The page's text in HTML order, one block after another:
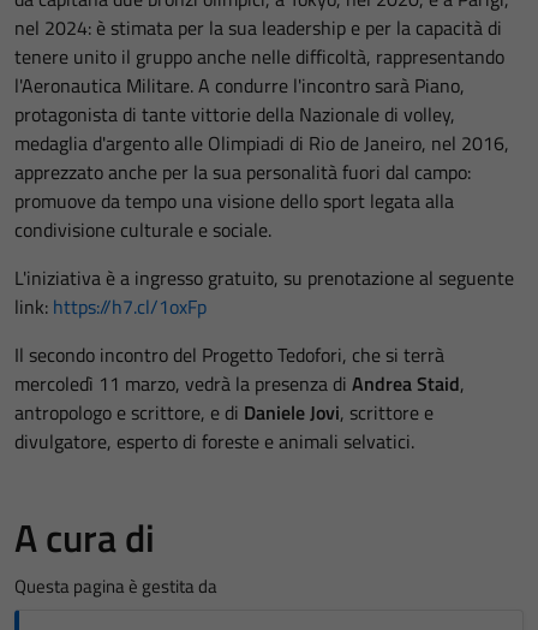
nel 2024: è stimata per la sua leadership e per la capacità di
tenere unito il gruppo anche nelle difficoltà, rappresentando
l'Aeronautica Militare. A condurre l'incontro sarà Piano,
protagonista di tante vittorie della Nazionale di volley,
medaglia d'argento alle Olimpiadi di Rio de Janeiro, nel 2016,
apprezzato anche per la sua personalità fuori dal campo:
promuove da tempo una visione dello sport legata alla
condivisione culturale e sociale.
L'iniziativa è a ingresso gratuito, su prenotazione al seguente
link: https://h7.cl/1oxFp
Il secondo incontro del Progetto Tedofori, che si terrà
mercoledì 11 marzo, vedrà la presenza di Andrea Staid,
antropologo e scrittore, e di Daniele Jovi, scrittore e
divulgatore, esperto di foreste e animali selvatici.
A cura di
Questa pagina è gestita da